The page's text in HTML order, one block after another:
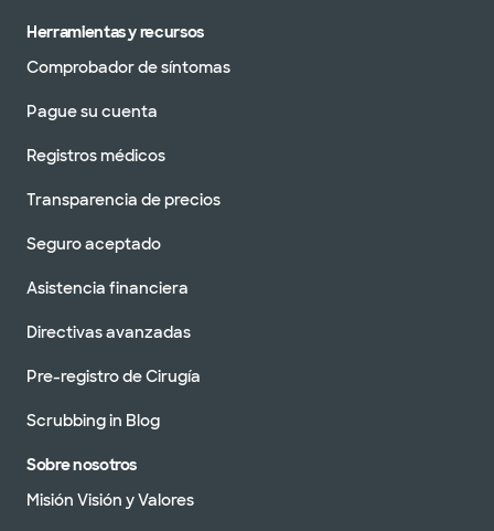
Herramientas y recursos
Comprobador de síntomas
Pague su cuenta
Registros médicos
Transparencia de precios
Seguro aceptado
Asistencia financiera
Directivas avanzadas
Pre-registro de Cirugía
Scrubbing in Blog
Sobre nosotros
Misión Visión y Valores